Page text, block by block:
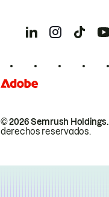
© 2026 Semrush Holdings.
derechos reservados.